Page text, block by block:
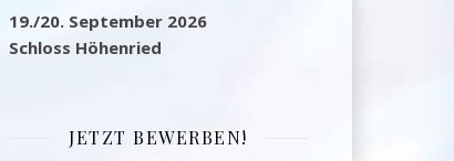
19./20. September 2026
Schloss Höhenried
JETZT BEWERBEN!